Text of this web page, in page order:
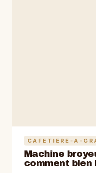
CAFETIERE-A-
Machine
comment bien